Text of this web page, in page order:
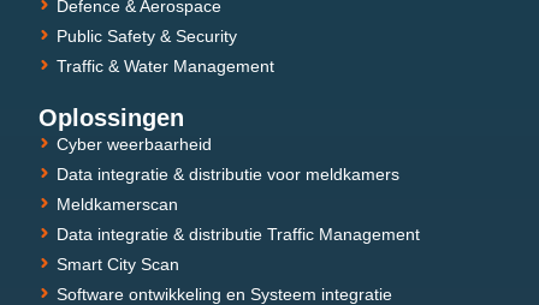
Defence & Aerospace
Public Safety & Security
Traffic & Water Management
Oplossingen
Cyber weerbaarheid
Data integratie & distributie voor meldkamers
Meldkamerscan
Data integratie & distributie Traffic Management
Smart City Scan
Software ontwikkeling en Systeem integratie